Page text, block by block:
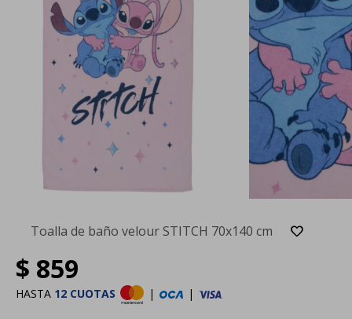
Toalla de baño velour STITCH 70x140 cm
$ 859
HASTA 12 CUOTAS | |